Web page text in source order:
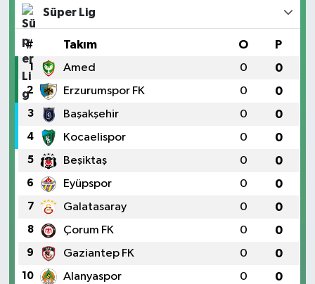
Süper Lig
# Takım O P
1 Amed 0 0
2 Erzurumspor FK 0 0
3 Başakşehir 0 0
4 Kocaelispor 0 0
5 Beşiktaş 0 0
6 Eyüpspor 0 0
7 Galatasaray 0 0
8 Çorum FK 0 0
9 Gaziantep FK 0 0
10 Alanyaspor 0 0